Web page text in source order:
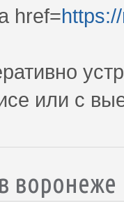
href=
или с
воронеже